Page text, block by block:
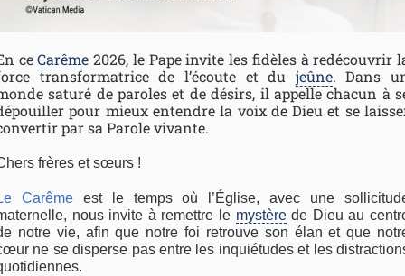
ceCarême 2026, le Pape invite les fidèles à redécouvrir
transformatrice de l’écoute et du jeûne. Dans
saturé de paroles et de désirs, il appelle chacun à
pour mieux entendre la voix de Dieu et se
par sa Parole vivante.
frères et sœurs !
Carêmeest le temps où l’Église, avec une
nous invite à remettre le mystèrede Dieu au
notre vie, afin que notre foi retrouve son élan et que
ne se disperse pas entre les inquiétudes et les